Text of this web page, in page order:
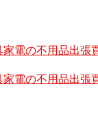
電の不用品出張
電の不用品出張